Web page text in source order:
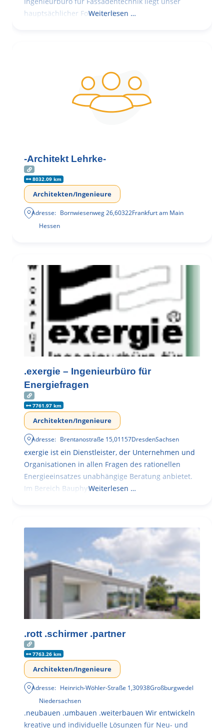
hauptsächlicher Fokus in der
Weiterlesen …
-Architekt Lehrke-
8032.09 km
Architekten/Ingenieure
Adresse: Bornwiesenweg 26,60322Frankfurt am Main
Hessen
.exergie – Ingenieurbüro für
Energiefragen
7761.97 km
Architekten/Ingenieure
Adresse: Brentanostraße 15,01157DresdenSachsen
exergie ist ein Dienstleister, der Unternehmen und
Organisationen in allen Fragen des rationellen
Energieeinsatzes unabhängige Beratung anbietet.
Im Bereich BauphysikWeiterlesen …
.rott .schirmer .partner
7763.26 km
Architekten/Ingenieure
Adresse: Heinrich-Wöhler-Straße 1,30938Großburgwedel
Niedersachsen
.neubauen .umbauen .weiterbauen Wir entwickeln
kreative und individuelle Lösungen für Neu- und